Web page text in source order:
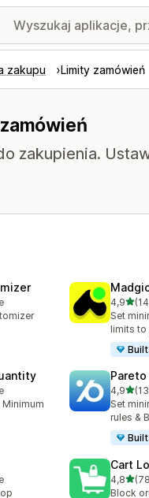
zakupu Limity zamówień
zakupienia.
4,9na 5
Łączna
Set
limits to
4,9na 5
Łączna
Set
rules &
Cart
4,8na 5
Łączna
Block